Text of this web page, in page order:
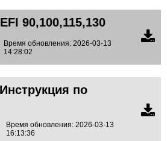
90,100,115,130
Время обновления: 2026-03-13
14:28:02
по
Время обновления: 2026-03-13
16:13:36